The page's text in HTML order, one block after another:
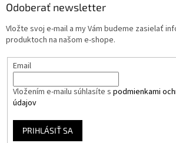
Odoberať newsletter
Vložte svoj e-mail a my Vám budeme zasielať
produktoch na našom e-shope.
Email
Vložením e-mailu súhlasíte s podmienkami
údajov
PRIHLÁSIŤ SA